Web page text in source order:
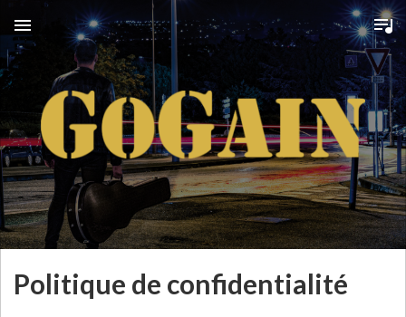
G
O
G
A
I
MENU
Politique de confidentialité